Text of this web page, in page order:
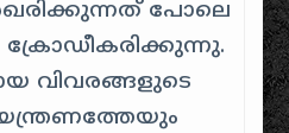
പോലെ
വിവരങ്ങളുടെ